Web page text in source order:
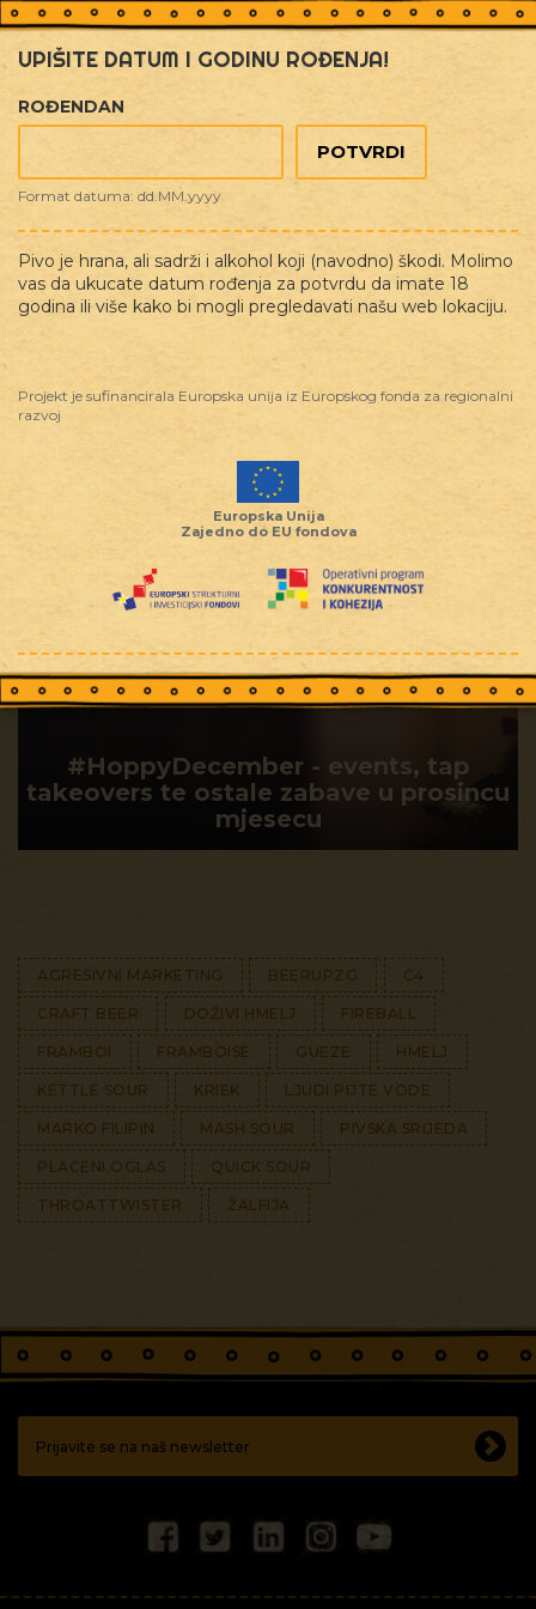
Tag / Prosinac
#HoppyDecember - events, tap
takeovers te ostale zabave u prosincu
mjesecu
AGRESIVNI MARKETING BEERUPZG C4
CRAFT BEER DOŽIVI HMELJ FIREBALL
FRAMBOI FRAMBOISE GUEZE HMELJ
KETTLE SOUR KRIEK LJUDI PIJTE VODE
MARKO FILIPIN MASH SOUR PIVSKA SRIJEDA
PLAĆENI OGLAS QUICK SOUR
THROATTWISTER ŽALFIJA
UPIŠITE DATUM I GODINU ROĐENJA!
ROĐENDAN
Format datuma: dd.MM.yyyy
Pivo je hrana, ali sadrži i alkohol koji (navodno) škodi. Molimo
vas da ukucate datum rođenja za potvrdu da imate 18
godina ili više kako bi mogli pregledavati našu web lokaciju.
Projekt je sufinancirala Europska unija iz Europskog fonda za regionalni
razvoj
Europska Unija
Zajedno do EU fondova